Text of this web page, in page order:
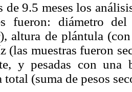
de 9.5 meses los
fueron: diámetro
altura de plántula
(las muestras fueron
y pesadas con una
total (suma de pesos